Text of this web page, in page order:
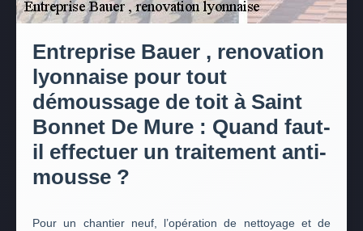
Entreprise Bauer , renovation
lyonnaise pour tout
démoussage de toit à Saint
Bonnet De Mure : Quand faut-
il effectuer un traitement anti-
mousse ?
Pour un chantier neuf, l’opération de nettoyage et de